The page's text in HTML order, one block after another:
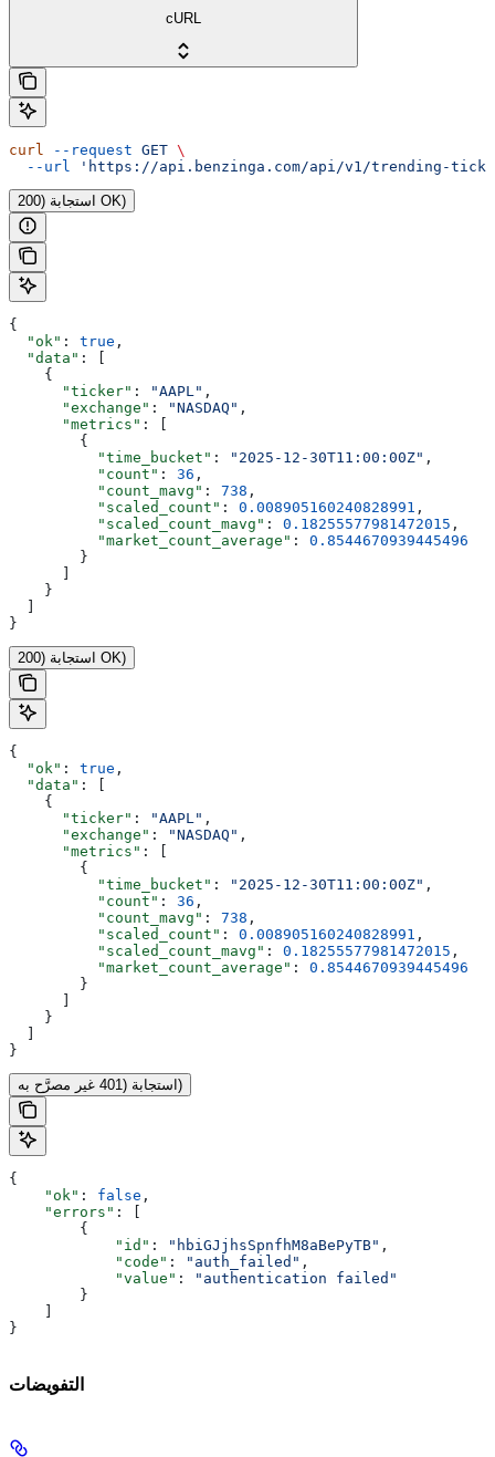
cURL
curl --request GET \
  --url
'https://api.benzinga.com/api/v1/trending-
استجابة (200 OK)
{
  "ok"
: true ,
  "data"
: [
    {
      "ticker"
: "AAPL" ,
      "exchange"
: "NASDAQ" ,
      "metrics"
: [
        {
          "time_bucket"
: "2025-12-30T11:00:00Z" ,
          "count"
: 36 ,
          "count_mavg"
: 738 ,
          "scaled_count"
: 0.008905160240828991 ,
          "scaled_count_mavg"
: 0.18255577981472015 ,
          "market_count_average"
: 0.8544670939445496
        }
    }
}
استجابة (200 OK)
{
  "ok"
: true ,
  "data"
: [
    {
      "ticker"
: "AAPL" ,
      "exchange"
: "NASDAQ" ,
      "metrics"
: [
        {
          "time_bucket"
: "2025-12-30T11:00:00Z" ,
          "count"
: 36 ,
          "count_mavg"
: 738 ,
          "scaled_count"
: 0.008905160240828991 ,
          "scaled_count_mavg"
: 0.18255577981472015 ,
          "market_count_average"
: 0.8544670939445496
        }
    }
}
استجابة (401 غير مصرَّح به)
{
    "ok"
: false ,
    "errors"
: [
        {
            "id"
: "hbiGJjhsSpnfhM8aBePyTB" ,
            "code"
: "auth_failed" ,
            "value"
:
"authentication failed"
        }
}
التفويضات